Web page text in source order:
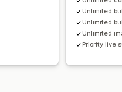
Unlimited
Unlimited
Unlimited
Priority live